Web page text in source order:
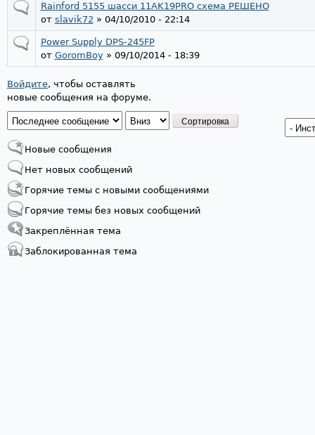
Rainford 5155 шасси 11AK19PRO схема РЕШЕНО
от slavik72 » 04/10/2010 - 22:14
Power Supply DPS-245FP
от GoromBoy» 09/10/2014 - 18:39
Войдите, чтобы оставлять
новые сообщения на форуме.
Страницы
Новые сообщения
Нет новых сообщений
Горячие темы с новыми сообщениями
Горячие темы без новых сообщений
Закреплённая тема
Заблокированная тема